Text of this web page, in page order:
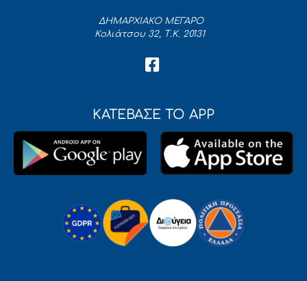
ΔΗΜΑΡΧΙΑΚΟ ΜΕΓΑΡΟ
Κολιάτσου 32, Τ.Κ. 20131
ΚΑΤΕΒΑΣΕ ΤΟ APP